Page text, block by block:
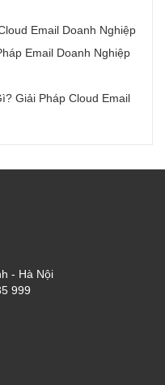
Email Doanh Nghiệp
Email Doanh Nghiệp
Giải Pháp Cloud Email
- Hà Nội
999